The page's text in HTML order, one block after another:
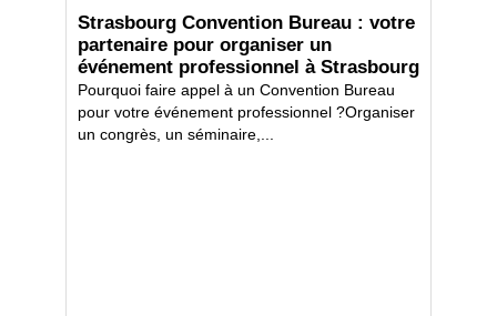
Strasbourg Convention Bureau : votre
partenaire pour organiser un
événement professionnel à Strasbourg
Pourquoi faire appel à un Convention Bureau
pour votre événement professionnel ?Organiser
un congrès, un séminaire,...